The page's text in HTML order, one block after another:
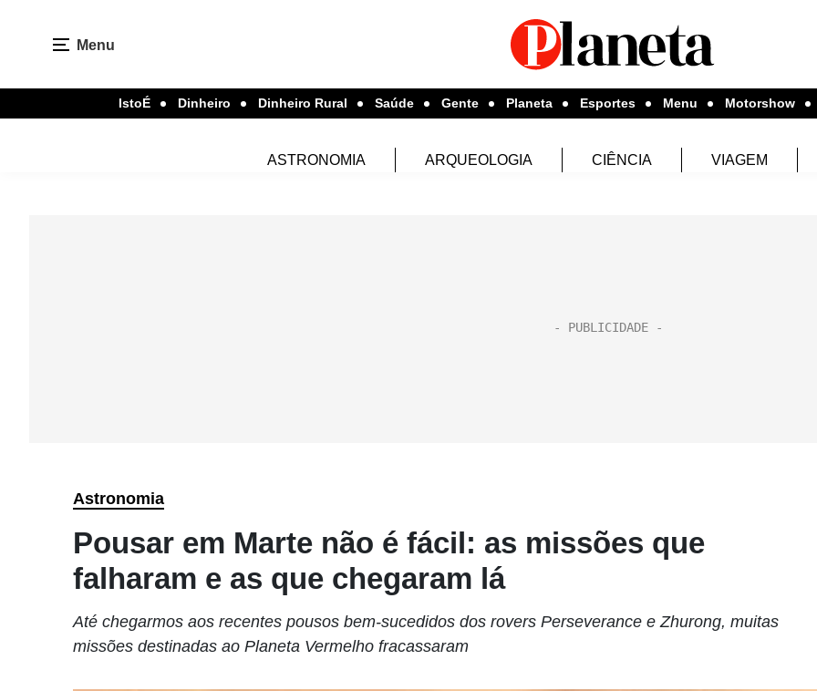
Menu
IstoÉ Dinheiro Dinheiro Rural Saúde Gente Planeta Esportes Menu Motorshow
ASTRONOMIA ARQUEOLOGIA CIÊNCIA VIAGEM
Astronomia
Pousar em Marte não é fácil: as missões que
falharam e as que chegaram lá
Até chegarmos aos recentes pousos bem-sucedidos dos rovers Perseverance e Zhurong, muitas
missões destinadas ao Planeta Vermelho fracassaram